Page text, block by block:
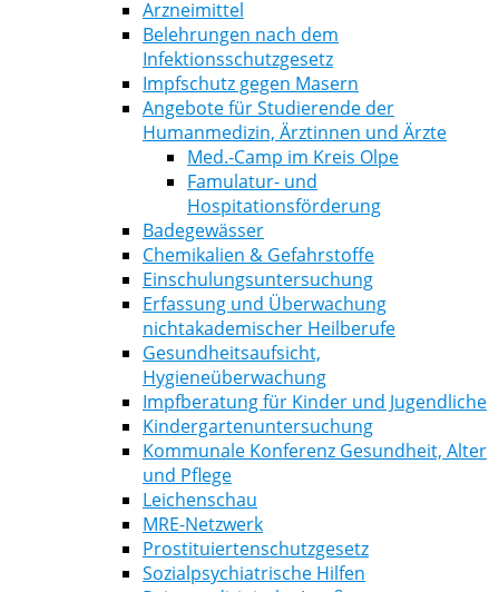
Arzneimittel
Belehrungen nach dem
Infektionsschutzgesetz
Impfschutz gegen Masern
Angebote für Studierende der
Humanmedizin, Ärztinnen und Ärzte
Med.-Camp im Kreis Olpe
Famulatur- und
Hospitationsförderung
Badegewässer
Chemikalien & Gefahrstoffe
Einschulungsuntersuchung
Erfassung und Überwachung
nichtakademischer Heilberufe
Gesundheitsaufsicht,
Hygieneüberwachung
Impfberatung für Kinder und Jugendliche
Kindergartenuntersuchung
Kommunale Konferenz Gesundheit, Alter
und Pflege
Leichenschau
MRE-Netzwerk
Prostituiertenschutzgesetz
Sozialpsychiatrische Hilfen